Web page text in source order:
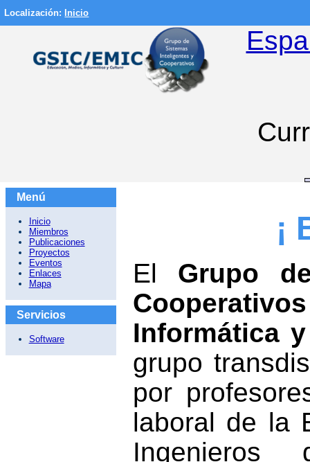
Localización: Inicio
Menú
Inicio
Miembros
Publicaciones
Proyectos
Eventos
Enlaces
Mapa
Servicios
Software
¡
El Grupo
Informática y
grupo
por
laboral de la
Ingenieros